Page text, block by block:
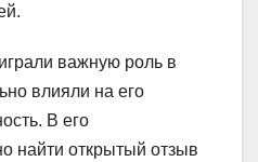
важную роль в
влияли на его
В его
найти открытый отзыв